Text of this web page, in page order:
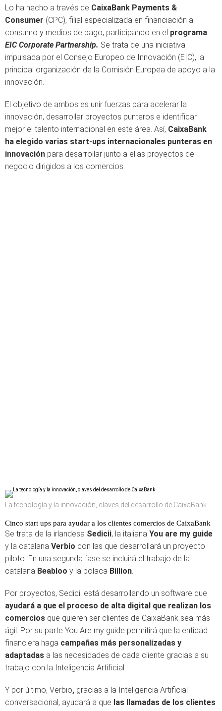
Lo ha hecho a través de CaixaBank Payments &
Consumer (CPC), filial especializada en financiación al
consumo y medios de pago, participando en el programa
EIC Corporate Partnership. Se trata de una iniciativa
impulsada por el Consejo Europeo de Innovación (EIC), la
principal organización de la Comisión Europea de apoyo a la
innovación.
El objetivo de ambos es unir fuerzas para acelerar la
innovación, desarrollar proyectos punteros e identificar
mejor el talento internacional en este área. Así, CaixaBank
ha elegido varias start-ups internacionales punteras en
innovación para desarrollar junto a ellas proyectos de
negocio dirigidos a los comercios.
La tecnología y la innovación, claves del desarrollo de CaixaBank
Cinco start ups para ayudar a los clientes comercios de CaixaBank
Se trata de la irlandesa Sedicii, la italiana You are my guide
y la catalana Verbio con las que desarrollará un proyecto
piloto. En una segunda fase se incluirá el trabajo de la
catalana Beabloo y la polaca Billion.
Por proyectos, Sedicii está desarrollando un software que
ayudará a que el proceso de alta digital que realizan los
comercios que quieren ser clientes de CaixaBank sea más
ágil. Por su parte You Are my guide permitirá que la entidad
financiera haga campañas más personalizadas y
adaptadas a las necesidades de cada cliente gracias a su
trabajo con la Inteligencia Artificial.
Y por último, Verbio, gracias a la Inteligencia Artificial
conversacional, ayudará a que las llamadas de los clientes